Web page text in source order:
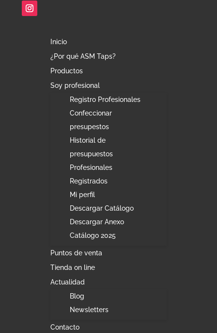
Inicio
¿Por qué ASM Taps?
Productos
Soy profesional
Registro Profesionales
Confeccionar
presupestos
Historial de
presupuestos
Profesionales
Registrados
Mi perfil
Descargar Catálogo
Descargar Anexo
Catálogo 2025
Puntos de venta
Tienda on line
Actualidad
Blog
Newsletters
Contacto